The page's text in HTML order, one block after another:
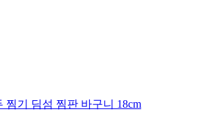
찜기 딤섬 찜판 바구니 18cm